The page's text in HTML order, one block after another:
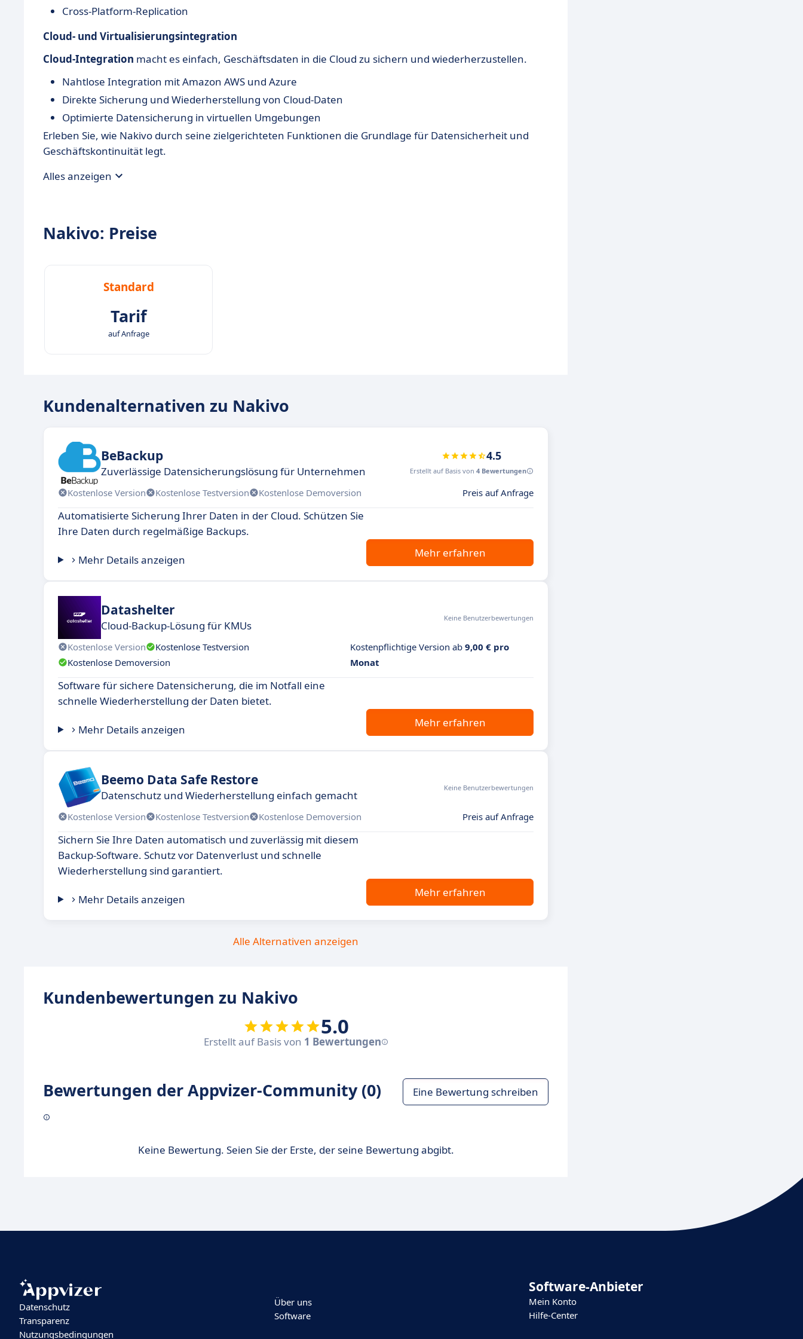
Cross-Platform-Replication
Cloud- und Virtualisierungsintegration
Cloud-Integration macht es einfach, Geschäftsdaten in die Cloud zu sichern und wiederherzustellen.
Nahtlose Integration mit Amazon AWS und Azure
Direkte Sicherung und Wiederherstellung von Cloud-Daten
Optimierte Datensicherung in virtuellen Umgebungen
Erleben Sie, wie Nakivo durch seine zielgerichteten Funktionen die Grundlage für Datensicherheit und
Geschäftskontinuität legt.
Alles anzeigen
Nakivo: Preise
Standard
Tarif
auf Anfrage
Kundenalternativen zu Nakivo
BeBackup
Zuverlässige Datensicherungslösung für Unternehmen
4.5
Erstellt auf Basis von 4 Bewertungen
Kostenlose Version Kostenlose Testversion Kostenlose Demoversion Preis auf Anfrage
Automatisierte Sicherung Ihrer Daten in der Cloud. Schützen Sie
Ihre Daten durch regelmäßige Backups.
Mehr Details anzeigen
Mehr erfahren
Datashelter
Cloud-Backup-Lösung für KMUs
Keine Benutzerbewertungen
Kostenlose Version
Kostenlose Testversion
Kostenlose Demoversion
Kostenpflichtige Version ab 9,00 € pro
Monat
Software für sichere Datensicherung, die im Notfall eine
schnelle Wiederherstellung der Daten bietet.
Mehr Details anzeigen
Mehr erfahren
Beemo Data Safe Restore
Datenschutz und Wiederherstellung einfach gemacht
Keine Benutzerbewertungen
Kostenlose Version Kostenlose Testversion Kostenlose Demoversion Preis auf Anfrage
Sichern Sie Ihre Daten automatisch und zuverlässig mit diesem
Backup-Software. Schutz vor Datenverlust und schnelle
Wiederherstellung sind garantiert.
Mehr Details anzeigen
Mehr erfahren
Alle Alternativen anzeigen
Kundenbewertungen zu Nakivo
5.0
Erstellt auf Basis von 1 Bewertungen
Bewertungen der Appvizer-Community (0) Eine Bewertung schreiben
Keine Bewertung. Seien Sie der Erste, der seine Bewertung abgibt.
Datenschutz
Transparenz
Nutzungsbedingungen
Über uns
Software
Software-Anbieter
Mein Konto
Hilfe-Center